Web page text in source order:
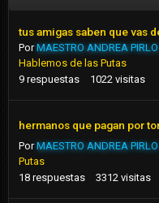
tus amigas saben que vas
PorMAESTRO ANDREA PIRLO
Hablemos de las Putas
9 respuestas 1022 visitas
hermanos que pagan por
PorMAESTRO ANDREA PIRLO
Putas
18 respuestas 3312 visitas